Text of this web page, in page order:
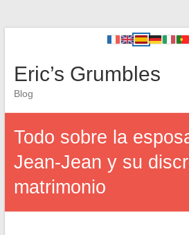
Eric’s Grumbles
Blog
Todo sobre la
Jean-Jean y su
matrimonio